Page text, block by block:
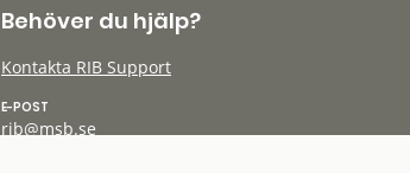
Behöver du hjälp?
Kontakta RIB Support
E-POST
rib@msb.se